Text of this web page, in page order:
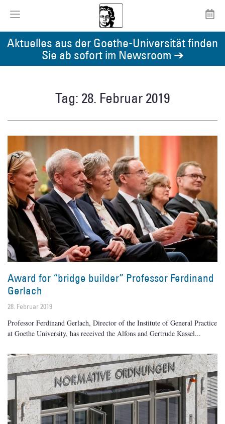
Aktuelles aus der Goethe-Universität finden
Sie ab sofort im Newsroom ➔
Tag: 28. Februar 2019
Award for “bridge builder” Professor Ferdinand
Gerlach
28. Februar 2019
Professor Ferdinand Gerlach, Director of the Institute of General Practice
at Goethe University, has received the Alfons and Gertrude Kassel